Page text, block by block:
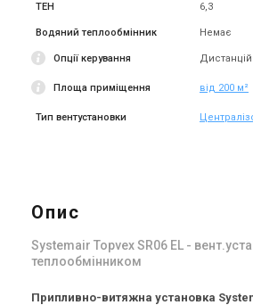
Швеція
Припливно-витяжна
TR04EL-R-CAV
Ціна
Швеція
TR04 HW
Ціна
Припливно-витяжна
ТЕН 6,3
Водяний теплообмінник Немає
Опції керування
Площа приміщення від 200 м²
Тип вентустановки
Опис
Systemair Topvex SR06 EL -
теплообмінником
Припливно-витяжна установка